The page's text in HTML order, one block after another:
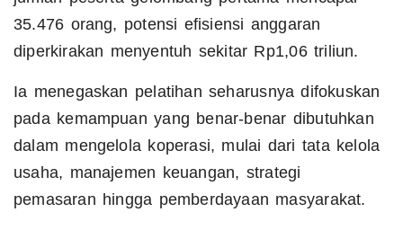
35.476 orang, potensi efisiensi anggaran
diperkirakan menyentuh sekitar Rp1,06 triliun.
Ia menegaskan pelatihan seharusnya difokuskan
pada kemampuan yang benar-benar dibutuhkan
dalam mengelola koperasi, mulai dari tata kelola
usaha, manajemen keuangan, strategi
pemasaran hingga pemberdayaan masyarakat.